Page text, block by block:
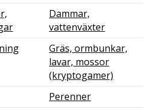
Dammar,
vattenväxter
Gräs, ormbunkar,
lavar, mossor
(kryptogamer)
Perenner